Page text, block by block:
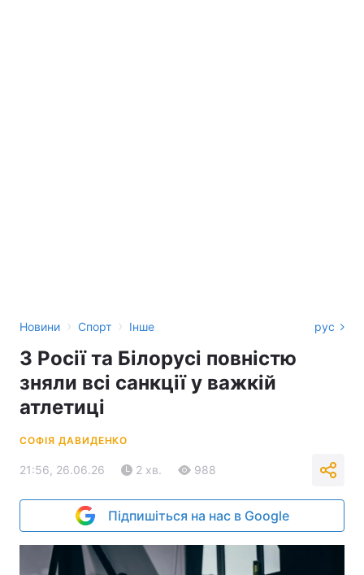
Новини › Спорт › Інше рус
З Росії та Білорусі повністю
зняли всі санкції у важкій
атлетиці
СОФІЯ ДАВИДЕНКО
21:56, 26.06.26 2 хв. 988
Підпишіться на нас в Google